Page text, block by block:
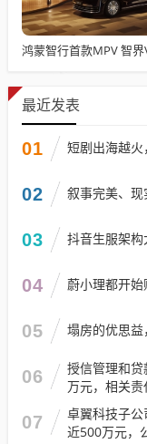
最近发表
01 短剧出海越火
02 叙事完美、现
03 抖音生服架构
04 蔚小理都开始
05 塌房的优思
06
授信管理和贷
万元，相关
07
卓翼科技子
近500万元，